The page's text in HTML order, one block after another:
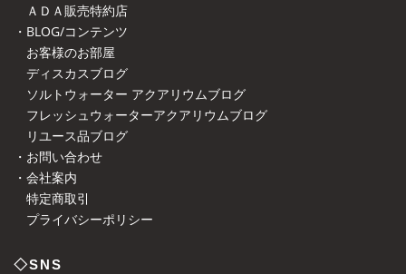
ＡＤＡ販売特約店
・BLOG/コンテンツ
お客様のお部屋
ディスカスブログ
ソルトウォーター アクアリウムブログ
フレッシュウォーターアクアリウムブログ
リユース品ブログ
・お問い合わせ
・会社案内
特定商取引
プライバシーポリシー
◇SNS